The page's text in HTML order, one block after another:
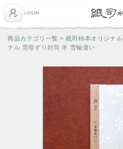
商品カテゴリ一覧 > 紙司柿本オリジナル
ナル 雲母ずり封筒 冬 雪輪違い